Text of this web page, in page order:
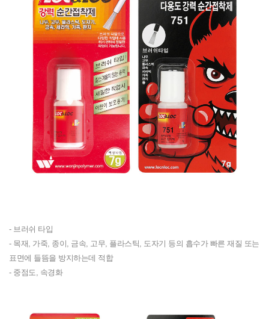
- 브러쉬 타입
- 목재, 가죽, 종이, 금속, 고무, 플라스틱, 도자기 등의 흡수가 빠른 재질 또는
표면에 들뜸을 방지하는데 적합
- 중점도, 속경화